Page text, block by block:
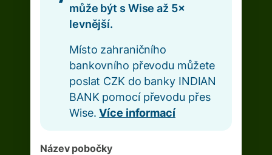
může být s Wise až 5×
levnější.
Místo zahraničního
bankovního převodu můžete
poslat CZK do banky INDIAN
BANK pomocí převodu přes
Wise.Více informací
Název pobočky